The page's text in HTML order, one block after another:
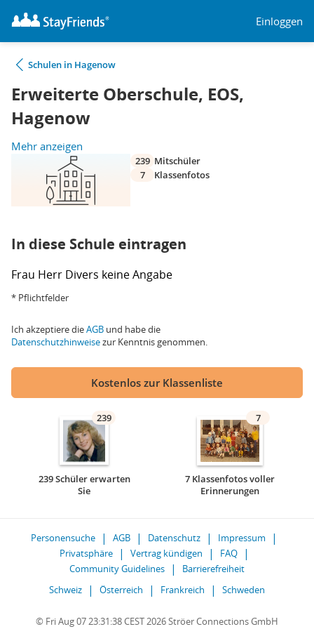
Einloggen
Schulen in Hagenow
Erweiterte Oberschule, EOS,
Hagenow
Mehr anzeigen
239 Mitschüler
7
Klassenfotos
In diese Schule eintragen
Frau Herr Divers keine Angabe
* Pflichtfelder
Ich akzeptiere dieAGB und habe die
Datenschutzhinweisezur Kenntnis genommen.
Kostenlos zur Klassenliste
239
239 Schüler erwarten
Sie
7
7 Klassenfotos voller
Erinnerungen
Personensuche AGB Datenschutz
Impressum
Privatsphäre
Vertrag kündigen
FAQ
Community Guidelines
Barrierefreiheit
Schweiz
Österreich Frankreich Schweden
© Fri Aug 07 23:31:38 CEST 2026 Ströer Connections GmbH